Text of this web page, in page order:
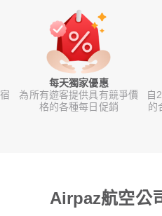
每天獨家優惠
為所有遊客提供具有競爭價
格的各種每日促銷
自
的
Airpaz航空公